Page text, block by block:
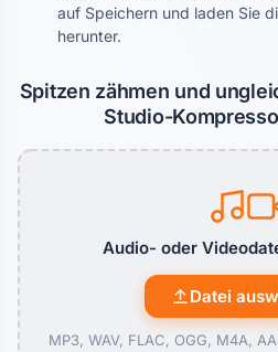
auf Speichern und laden Sie
herunter.
Spitzen zähmen und
Studio-
Audio- oder
Datei
MP3, WAV, FLAC, OGG, M4A,